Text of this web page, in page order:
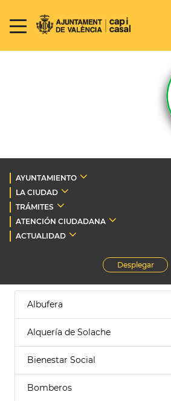
AYUNTAMIENTO
LA CIUDAD
TRÁMITES
ATENCIÓN CIUDADANA
ACTUALIDAD
Desplegar
Albufera
Alquería de Solache
Bienestar Social
Bomberos